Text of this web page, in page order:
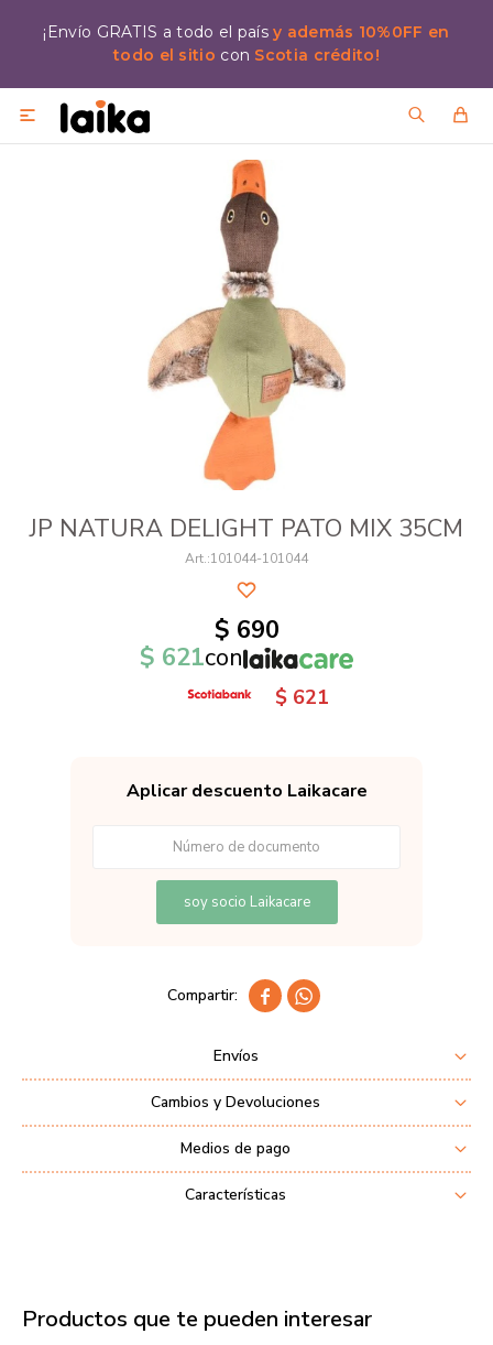
¡Envío GRATIS a todo el paísy además 10%0FF en
todo el sitio con Scotia crédito!

JP NATURA DELIGHT PATO MIX 35CM
101044-101044
$ 690
$ 621con
$ 621
Aplicar descuento Laikacare
soy socio Laikacare
 
Envíos
Cambios y Devoluciones
Medios de pago
Características
Productos que te pueden interesar